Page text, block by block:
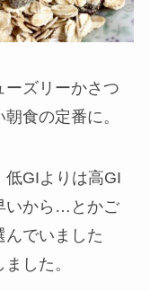
ーズリーかさつ
食の定番に。
低GIよりは高GI
いから…とかご
んでいました
した。